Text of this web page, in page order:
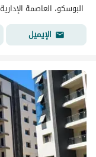
البوسكو، العاصمة
الإيميل